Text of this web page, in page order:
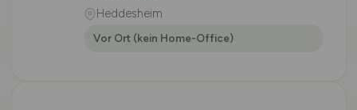
Heddesheim
Vor Ort (kein Home-Office)